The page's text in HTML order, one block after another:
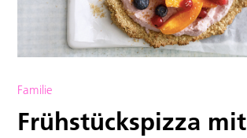
Familie
Frühstückspizza mit